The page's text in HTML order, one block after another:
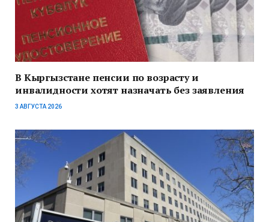
В Кыргызстане пенсии по возрасту и
инвалидности хотят назначать без заявления
3 АВГУСТА 2026